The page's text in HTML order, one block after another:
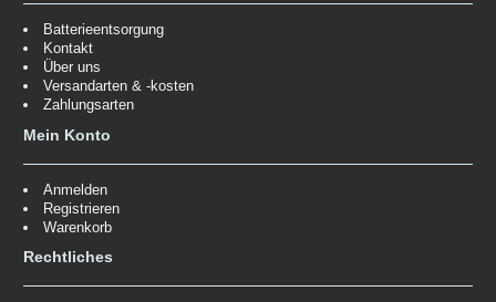
Batterieentsorgung
Kontakt
Über uns
Versandarten & -kosten
Zahlungsarten
Mein Konto
Anmelden
Registrieren
Warenkorb
Rechtliches